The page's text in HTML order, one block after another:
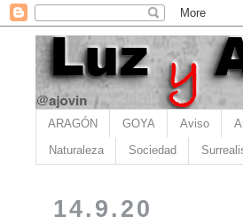
ARAGÓN GOYA Aviso
Naturaleza Sociedad
14.9.20